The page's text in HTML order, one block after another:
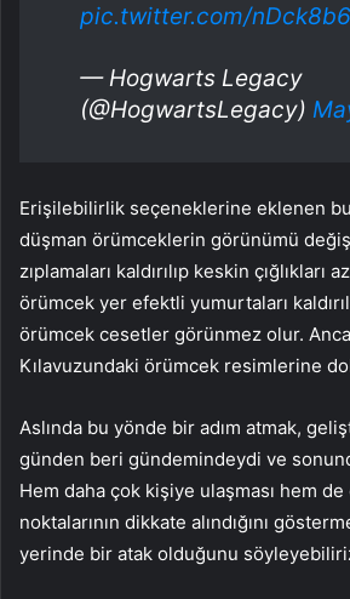
pic.twitter.com/
— Hogwarts Legacy
(@HogwartsLegacy)
Erişilebilirlik seçeneklerine eklenen bu
düşman örümceklerin görünümü
zıplamaları kaldırılıp keskin çığlıkları
örümcek yer efektli yumurtaları
örümcek cesetler görünmez olur.
Kılavuzundaki örümcek resimlerine
Aslında bu yönde bir adım atmak,
günden beri gündemindeydi ve
Hem daha çok kişiye ulaşması hem
noktalarının dikkate alındığını
yerinde bir atak olduğunu